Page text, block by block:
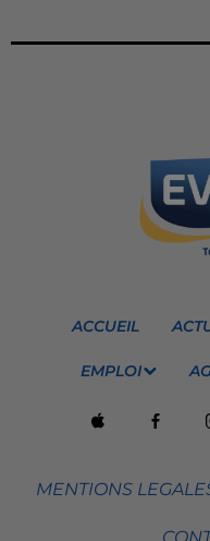
ACCUEIL
EMPLOI
MENTIONS